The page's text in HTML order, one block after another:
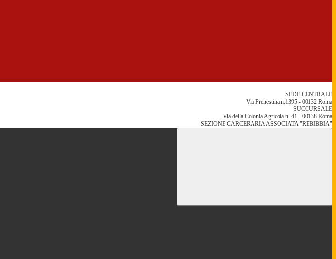
SEDE CENTRALE
Via Prenestina n.1395 - 00132 Roma
SUCCURSALE
Via della Colonia Agricola n. 41 - 00138 Roma
SEZIONE CARCERARIA ASSOCIATA "REBIBBIA"